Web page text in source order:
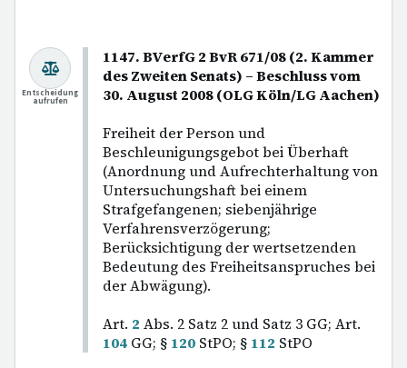
1147. BVerfG 2 BvR 671/08 (2. Kammer
des Zweiten Senats) – Beschluss vom
30. August 2008 (OLG Köln/LG Aachen)
Freiheit der Person und
Beschleunigungsgebot bei Überhaft
(Anordnung und Aufrechterhaltung von
Untersuchungshaft bei einem
Strafgefangenen; siebenjährige
Verfahrensverzögerung;
Berücksichtigung der wertsetzenden
Bedeutung des Freiheitsanspruches bei
der Abwägung).
Art. 2 Abs. 2 Satz 2 und Satz 3 GG; Art.
104 GG; § 120 StPO; § 112 StPO
Entscheidung
aufrufen